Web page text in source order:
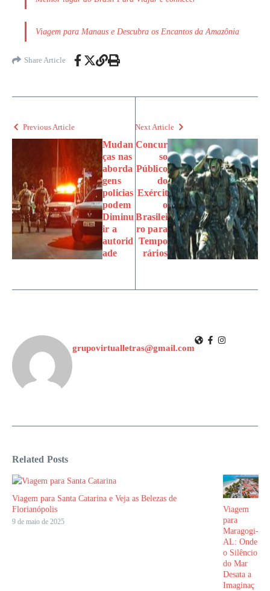
Viagem para Manaus e Descubra os Encantos da Amazônia
Share Article
Previous Article
Mudan
ças nas
aborda
gens
policias
podem
Diminu
ir a
autorid
ade
Next Article
Concur
so
Público
do
Exércit
o
Brasilei
ro para
Tempo
rários
grupovirtualletras@gmail.com
Related Posts
Viagem para Santa Catarina e Veja as Belezas de
Florianópolis
9 de maio de 2025
Viagem
para
Maragogi-
AL: Onde
o Silêncio
do Mar
Desata a
Imaginaç